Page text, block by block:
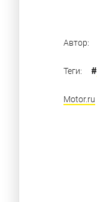
Автор:
Теги: #
Motor.ru